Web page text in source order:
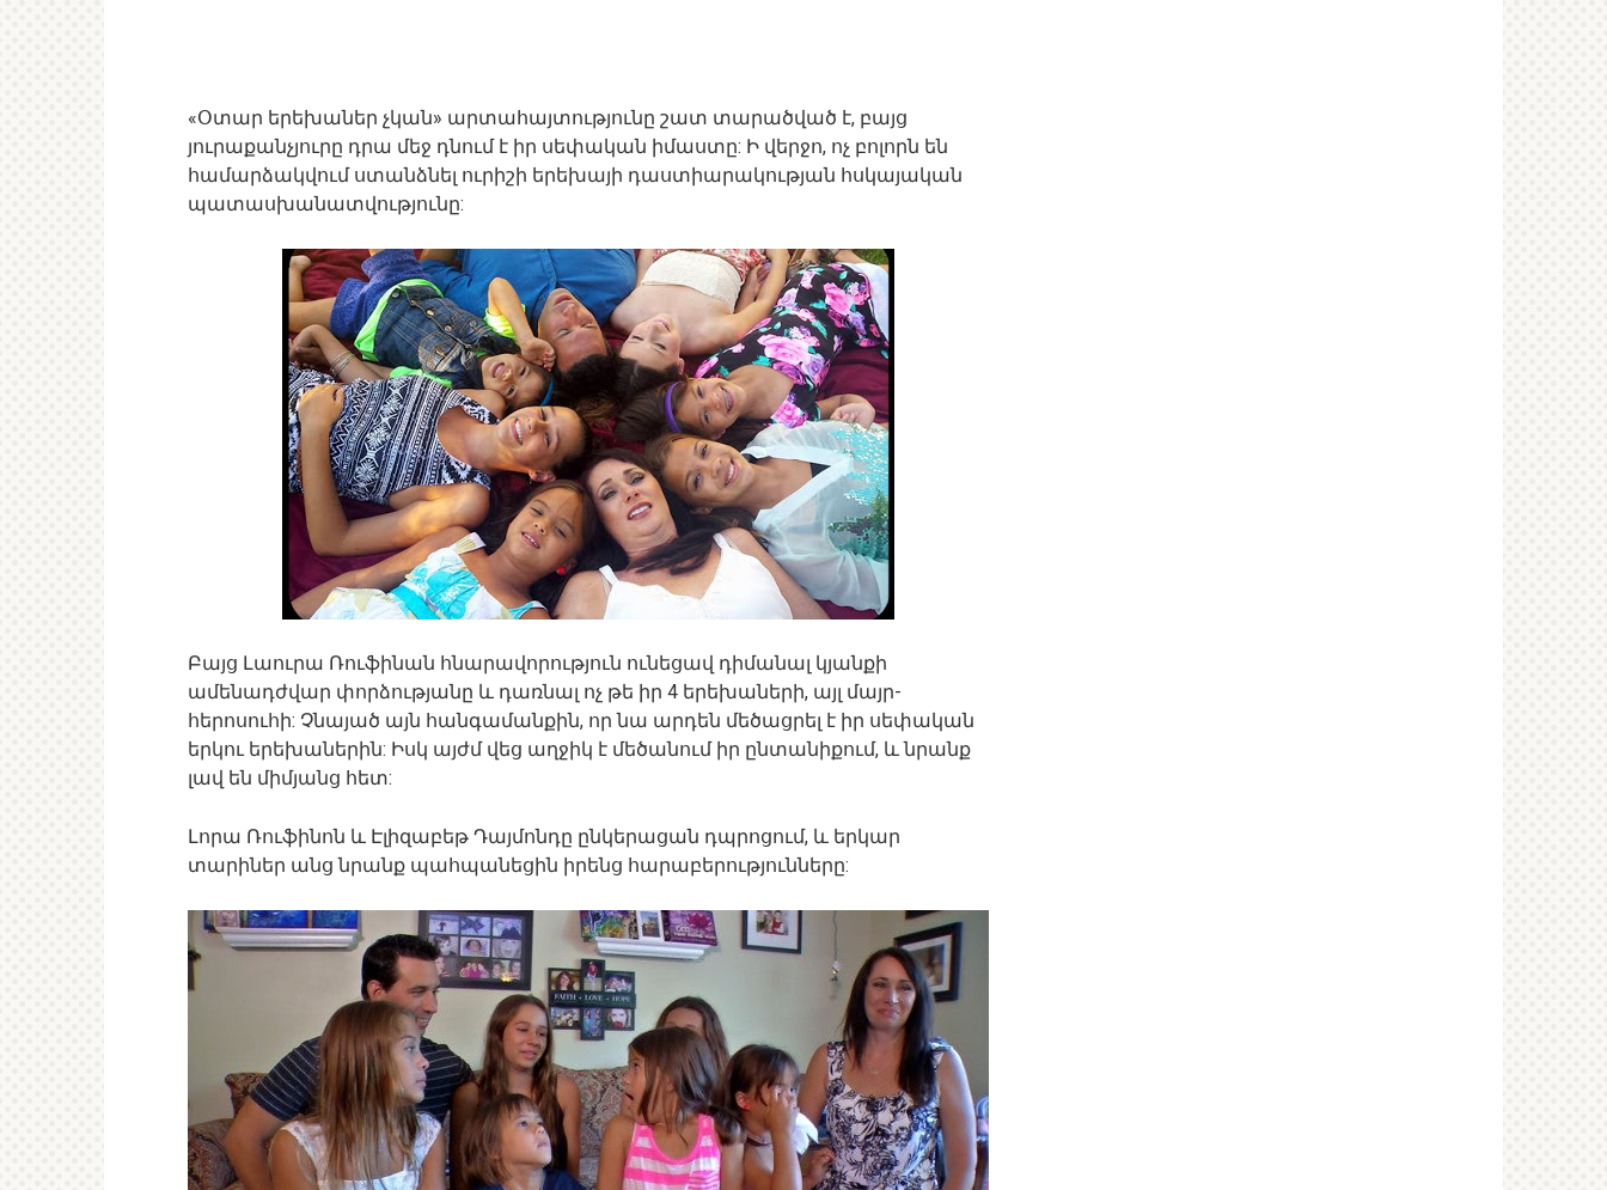
«Օտար երեխաներ չկան» արտահայտությունը շատ տարածված է, բայց
յուրաքանչյուրը դրա մեջ դնում է իր սեփական իմաստը: Ի վերջո, ոչ բոլորն են
համարձակվում ստանձնել ուրիշի երեխայի դաստիարակության հսկայական
պատասխանատվությունը:
Բայց Լաուրա Ռուֆինան հնարավորություն ունեցավ դիմանալ կյանքի
ամենադժվար փորձությանը և դառնալ ոչ թե իր 4 երեխաների, այլ մայր-
հերոսուհի: Չնայած այն հանգամանքին, որ նա արդեն մեծացրել է իր սեփական
երկու երեխաներին: Իսկ այժմ վեց աղջիկ է մեծանում իր ընտանիքում, և նրանք
լավ են միմյանց հետ:
Լորա Ռուֆինոն և Էլիզաբեթ Դայմոնդը ընկերացան դպրոցում, և երկար
տարիներ անց նրանք պահպանեցին իրենց հարաբերությունները: